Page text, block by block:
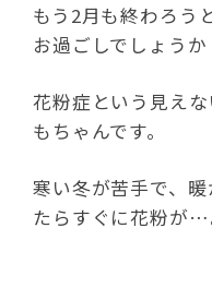
もう2月も終わろう
お過ごしでしょうか
花粉症という見え
もちゃんです。
寒い冬が苦手で、
たらすぐに花粉が…